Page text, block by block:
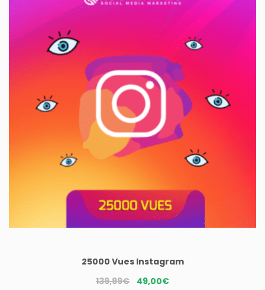
25000 Vues Instagram
139,99€ Le
49,00€Le